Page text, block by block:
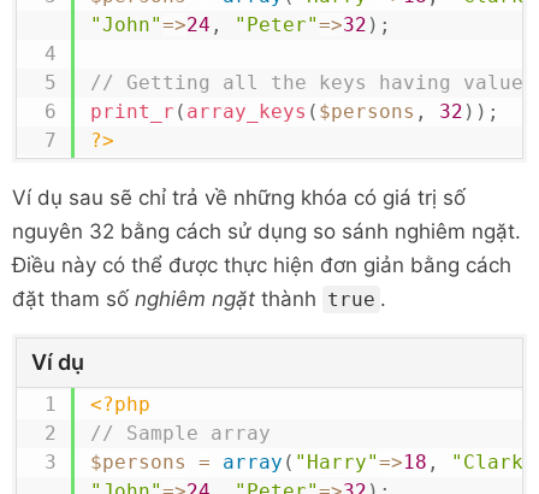
"John"=>24 , "Peter"=>32 ) ;
// Getting all the keys having value
print_r ( array_keys ( $persons , 32 ) ) ;
?>
Ví dụ sau sẽ chỉ trả về những khóa có giá trị số
nguyên 32 bằng cách sử dụng so sánh nghiêm ngặt.
Điều này có thể được thực hiện đơn giản bằng cách
đặt tham số nghiêm ngặt thành true .
Ví dụ
<?php
// Sample array
$persons
= array ( "Harry"=>18 , "Clark"